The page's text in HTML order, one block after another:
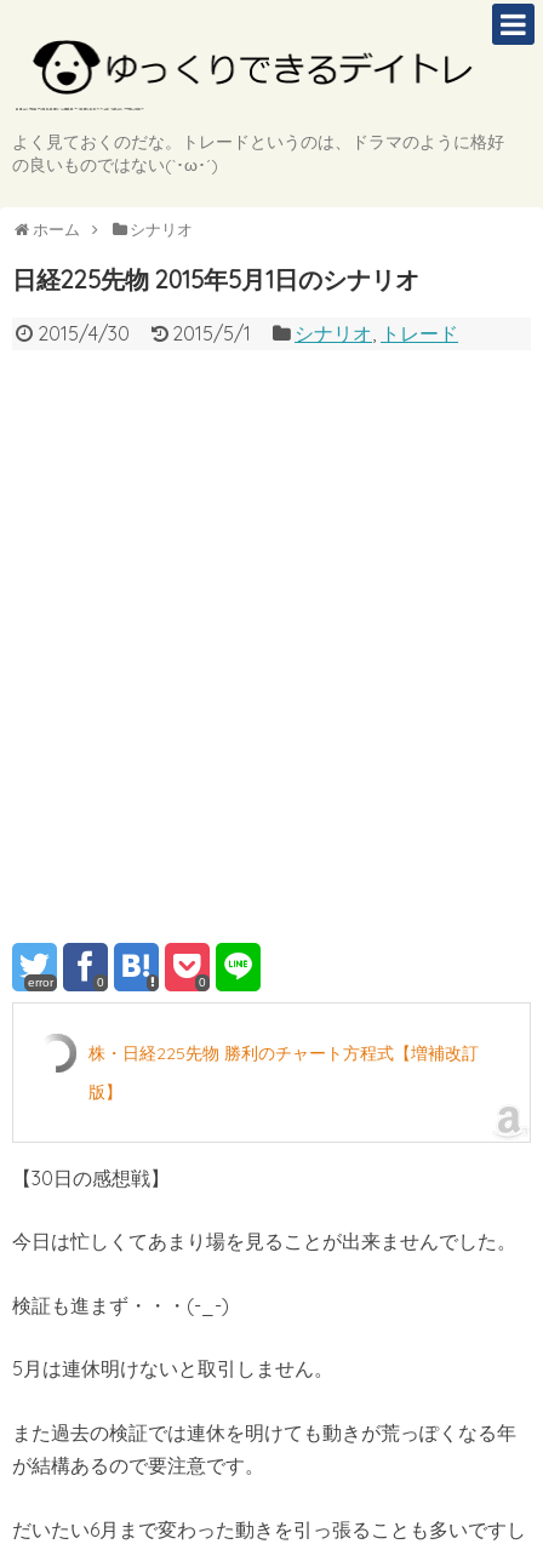
よく見ておくのだな。トレードというのは、ドラマのように格好
の良いものではない(`･ω･´)
ホーム シナリオ
日経225先物 2015年5月1日のシナリオ
2015/4/30 2015/5/1 シナリオ トレード
error 0 0
株・日経225先物 勝利のチャート方程式【増補改訂
版】
【30日の感想戦】
今日は忙しくてあまり場を見ることが出来ませんでした。
検証も進まず・・・(-_-)
5月は連休明けないと取引しません。
また過去の検証では連休を明けても動きが荒っぽくなる年
が結構あるので要注意です。
だいたい6月まで変わった動きを引っ張ることも多いですし